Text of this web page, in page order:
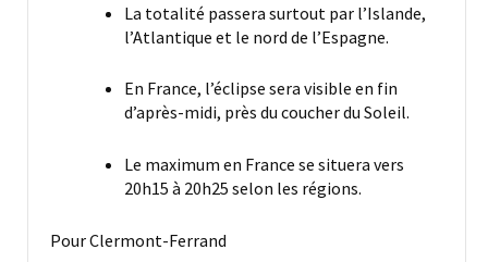
La totalité passera surtout par l’Islande,
l’Atlantique et le nord de l’Espagne.
En France, l’éclipse sera visible en fin
d’après-midi, près du coucher du Soleil.
Le maximum en France se situera vers
20h15 à 20h25 selon les régions.
Pour Clermont-Ferrand